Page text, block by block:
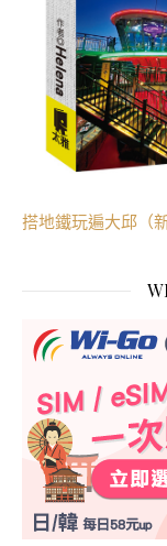
搭地鐵玩遍大邱（